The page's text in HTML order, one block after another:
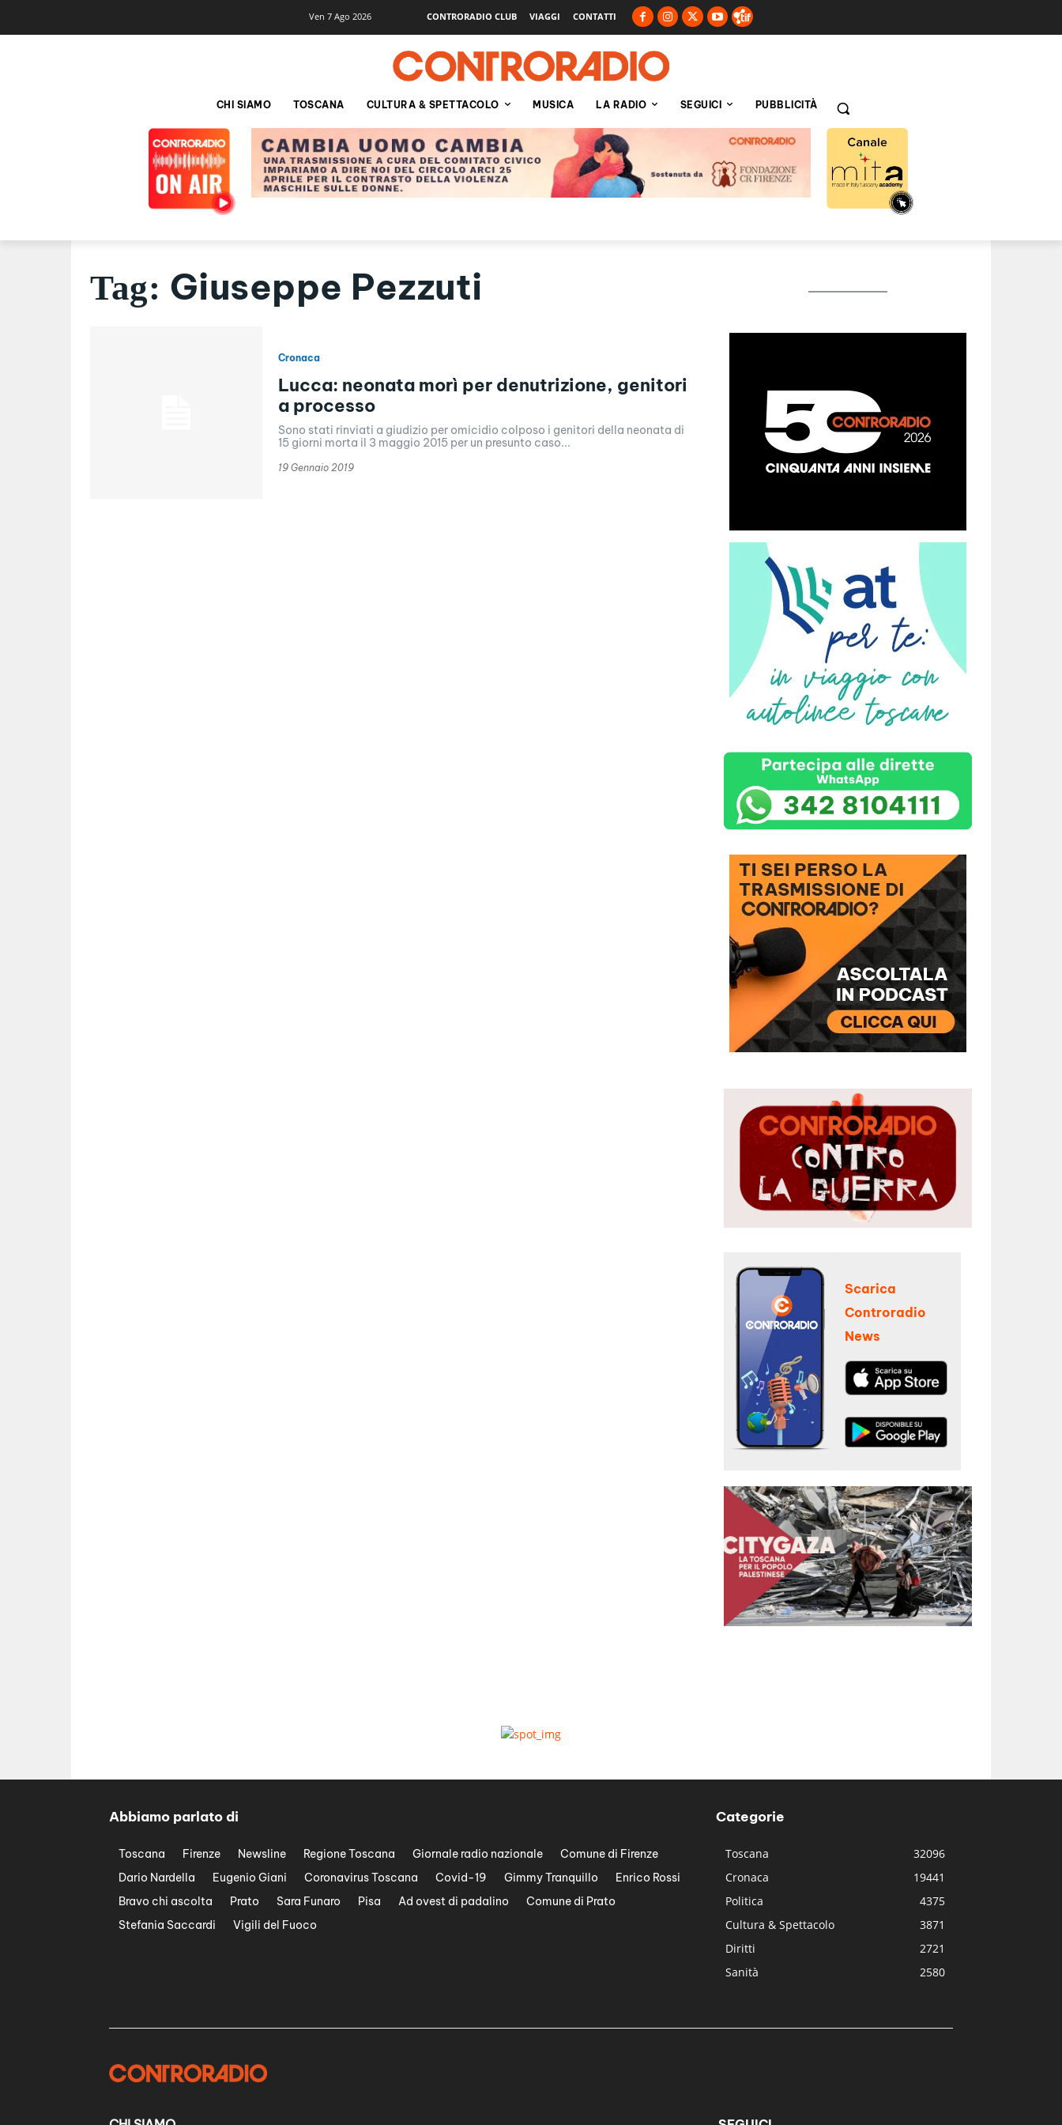
Ven 7 Ago 2026 CONTRORADIO CLUB VIAGGI CONTATTI
CHI SIAMO TOSCANA CULTURA & SPETTACOLO MUSICA LA RADIO SEGUICI PUBBLICITÀ
Tag: Giuseppe Pezzuti
Cronaca
Lucca: neonata morì per denutrizione, genitori
a processo
Sono stati rinviati a giudizio per omicidio colposo i genitori della neonata di
15 giorni morta il 3 maggio 2015 per un presunto caso...
19 Gennaio 2019
Scarica
Controradio
News
Abbiamo parlato di
Toscana Firenze Newsline Regione Toscana Giornale radio nazionale
Comune di Firenze
Dario Nardella
Eugenio Giani Coronavirus Toscana Covid-19 Gimmy Tranquillo
Enrico Rossi
Bravo chi ascolta
Prato Sara Funaro Pisa Ad ovest di padalino
Comune di Prato
Stefania Saccardi
Vigili del Fuoco
Categorie
Toscana
32096
Cronaca
19441
Politica
4375
Cultura & Spettacolo
3871
Diritti
2721
Sanità
2580